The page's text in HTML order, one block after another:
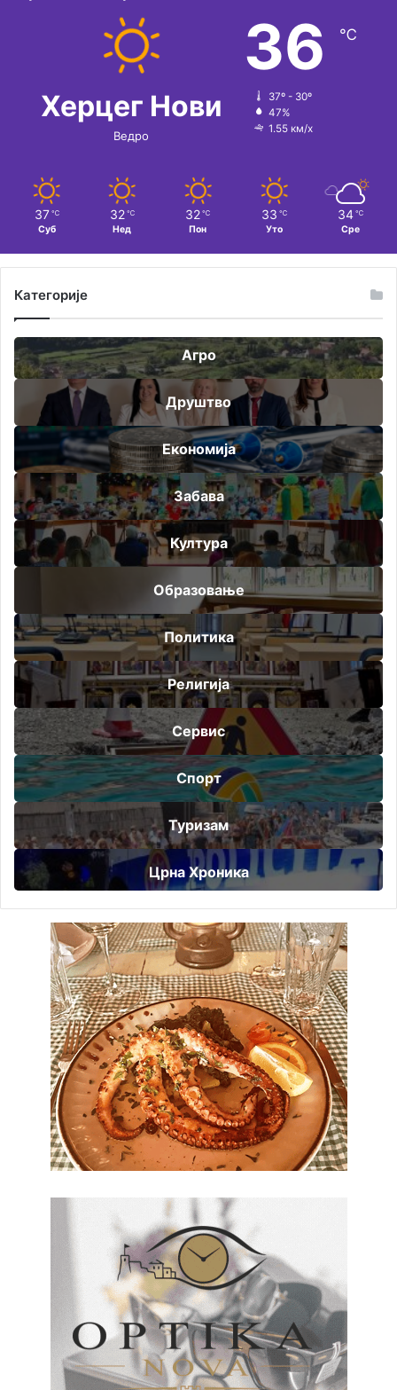
Херцег Нови
Ведро
36 ℃
37º - 30º
47%
1.55 км/х
37 ℃
Суб
32 ℃
Нед
32 ℃
Пон
33 ℃
Уто
34 ℃
Сре
Категорије
Агро
Друштво
Економија
Забава
Култура
Образовање
Политика
Религија
Сервис
Спорт
Туризам
Црна Хроника